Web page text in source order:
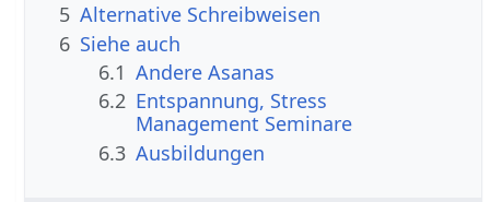
5 Alternative Schreibweisen
6 Siehe auch
6.1 Andere Asanas
6.2 Entspannung, Stress
Management Seminare
6.3 Ausbildungen